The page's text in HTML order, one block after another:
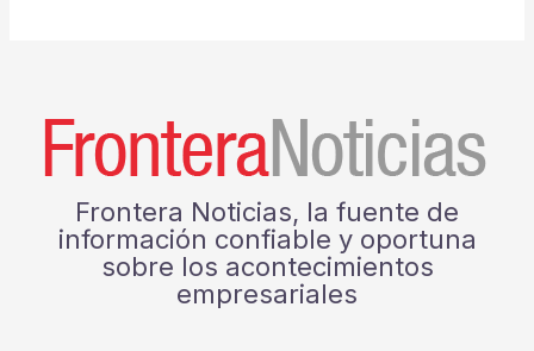
Frontera Noticias, la fuente de
información confiable y oportuna
sobre los acontecimientos
empresariales